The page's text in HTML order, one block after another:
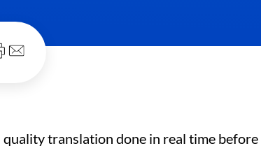
translation done in real time before